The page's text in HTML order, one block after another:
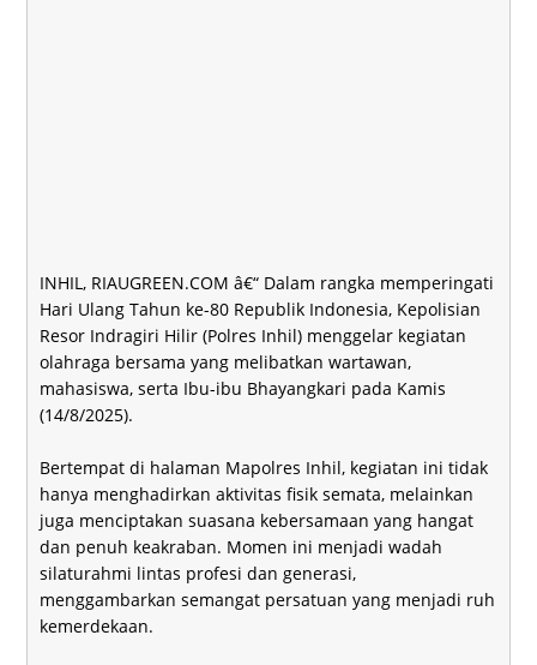
INHIL, RIAUGREEN.COM â€“ Dalam rangka memperingati
Hari Ulang Tahun ke-80 Republik Indonesia, Kepolisian
Resor Indragiri Hilir (Polres Inhil) menggelar kegiatan
olahraga bersama yang melibatkan wartawan,
mahasiswa, serta Ibu-ibu Bhayangkari pada Kamis
(14/8/2025).
Bertempat di halaman Mapolres Inhil, kegiatan ini tidak
hanya menghadirkan aktivitas fisik semata, melainkan
juga menciptakan suasana kebersamaan yang hangat
dan penuh keakraban. Momen ini menjadi wadah
silaturahmi lintas profesi dan generasi,
menggambarkan semangat persatuan yang menjadi ruh
kemerdekaan.